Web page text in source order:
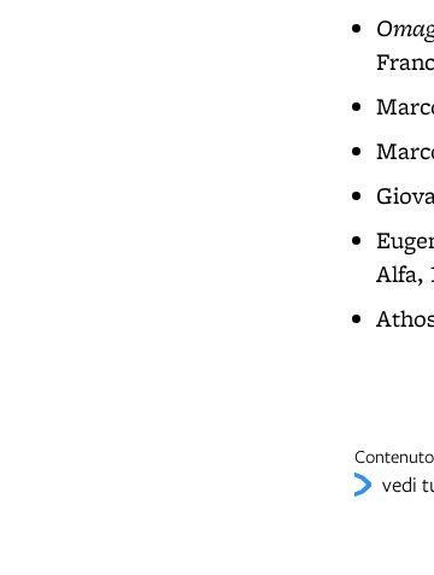
Alfa,
vedi